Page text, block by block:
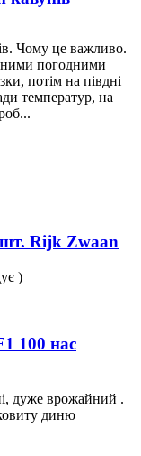
Чому це важливо.
погодними
потім на півдні
температур, на
Rijk Zwaan
)
100 нас
дуже врожайний .
диню